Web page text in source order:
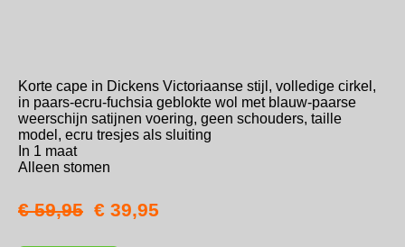
Korte cape in Dickens Victoriaanse stijl, volledige cirkel,
in paars-ecru-fuchsia geblokte wol met blauw-paarse
weerschijn satijnen voering, geen schouders, taille
model, ecru tresjes als sluiting
In 1 maat
Alleen stomen
€ 59,95 € 39,95